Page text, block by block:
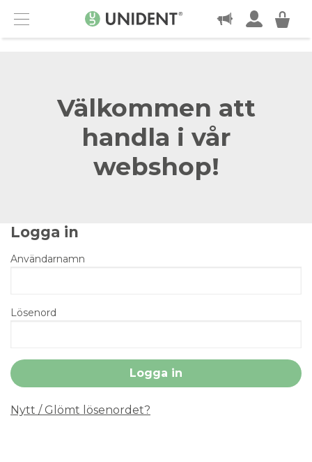
Menu
KONTAKT
Välkommen att
handla i vår
webshop!
Logga in
Användarnamn
Lösenord
Nytt / Glömt lösenordet?